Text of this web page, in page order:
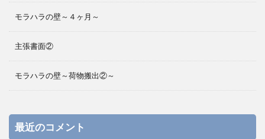
モラハラの壁～４ヶ月～
主張書面②
モラハラの壁～荷物搬出②～
最近のコメント